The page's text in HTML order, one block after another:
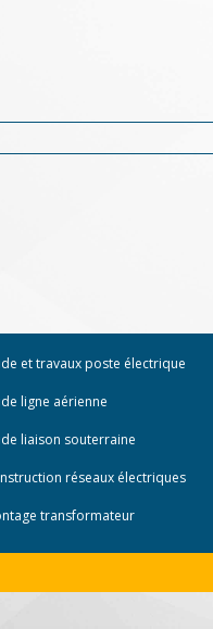
et travaux poste électrique
ligne aérienne
liaison souterraine
réseaux électriques
transformateur